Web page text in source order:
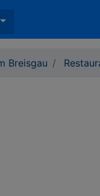
Breisgau